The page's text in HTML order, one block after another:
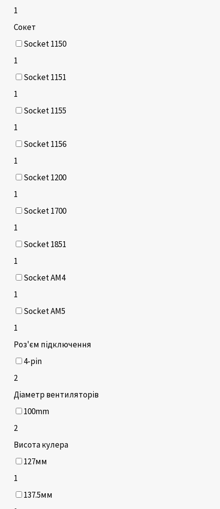
1
Сокет
Socket 1150
1
Socket 1151
1
Socket 1155
1
Socket 1156
1
Socket 1200
1
Socket 1700
1
Socket 1851
1
Socket AM4
1
Socket AM5
1
Роз'єм підключення
4-pin
2
Діаметр вентиляторів
100mm
2
Висота кулера
127мм
1
137.5мм